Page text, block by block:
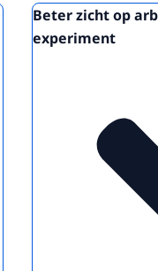
Beter zicht op
experiment